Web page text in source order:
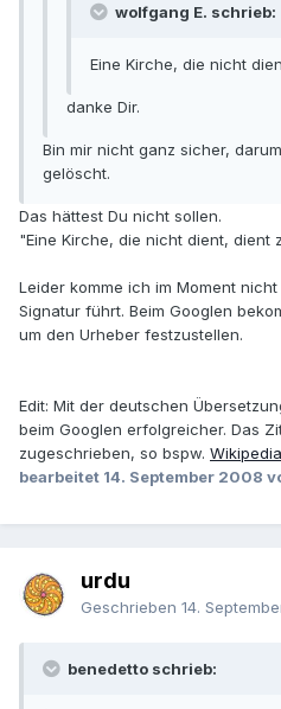
wolfgang E. schrieb:
Eine Kirche, die nicht
danke Dir.
Bin mir nicht ganz sicher,
gelöscht.
Das hättest Du nicht sollen.
"Eine Kirche, die nicht dient, dient
Leider komme ich im Moment
Signatur führt. Beim Googlen
um den Urheber festzustellen.
Edit: Mit der deutschen
beim Googlen erfolgreicher. Das
zugeschrieben, so bspw.
bearbeitet 14. September 2008
urdu
Geschrieben 14.
benedetto schrieb: